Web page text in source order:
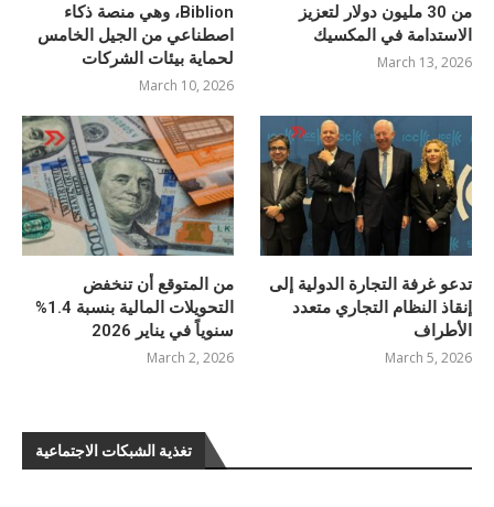
من 30 مليون دولار لتعزيز
الاستدامة في المكسيك
March 13, 2026
Biblion، وهي منصة ذكاء
اصطناعي من الجيل الخامس
لحماية بيئات الشركات
March 10, 2026
تدعو غرفة التجارة الدولية إلى
إنقاذ النظام التجاري متعدد
الأطراف
March 5, 2026
من المتوقع أن تنخفض
التحويلات المالية بنسبة 1.4%
سنوياً في يناير 2026
March 2, 2026
تغذية الشبكات الاجتماعية